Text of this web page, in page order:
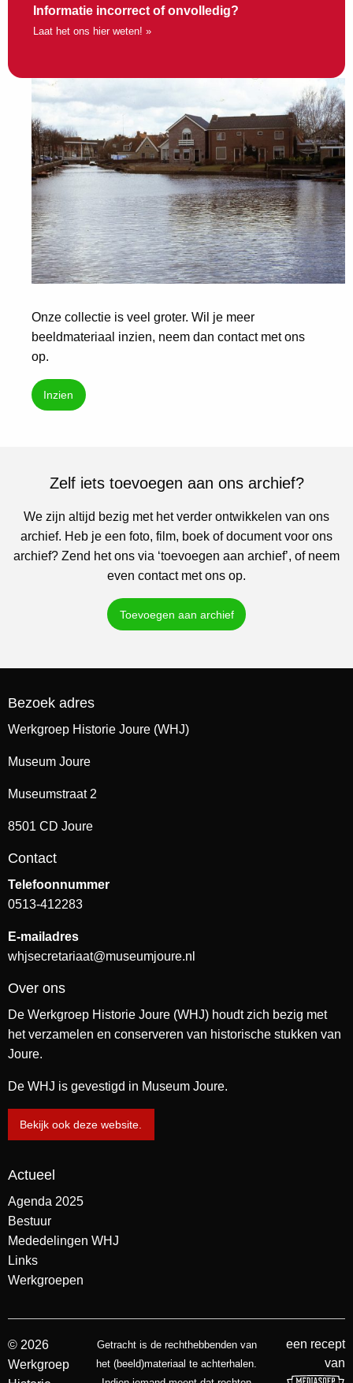
Informatie incorrect of onvolledig?
Laat het ons hier weten! »
Onze collectie is veel groter. Wil je meer
beeldmateriaal inzien, neem dan contact met ons
op.
Inzien
Zelf iets toevoegen aan ons archief?
We zijn altijd bezig met het verder ontwikkelen van ons
archief. Heb je een foto, film, boek of document voor ons
archief? Zend het ons via ‘toevoegen aan archief’, of neem
even contact met ons op.
Toevoegen aan archief
Bezoek adres
Werkgroep Historie Joure (WHJ)
Museum Joure
Museumstraat 2
8501 CD Joure
Contact
Telefoonnummer
0513-412283
E-mailadres
whjsecretariaat@museumjoure.nl
Over ons
De Werkgroep Historie Joure (WHJ) houdt zich bezig met
het verzamelen en conserveren van historische stukken van
Joure.
De WHJ is gevestigd in Museum Joure.
Bekijk ook deze website.
Actueel
Agenda 2025
Bestuur
Mededelingen WHJ
Links
Werkgroepen
© 2026
Werkgroep
Getracht is de rechthebbenden van
het (beeld)materiaal te achterhalen.
een recept
van